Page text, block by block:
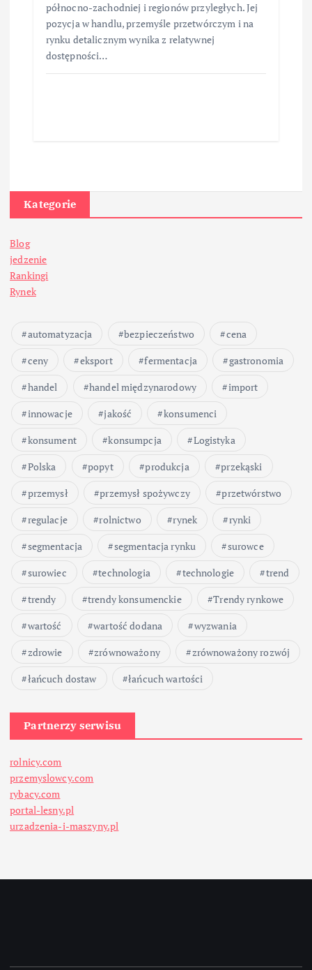
północno-zachodniej i regionów przyległych. Jej
pozycja w handlu, przemyśle przetwórczym i na
rynku detalicznym wynika z relatywnej
dostępności…
Kategorie
Blog
jedzenie
Rankingi
Rynek
automatyzacja bezpieczeństwo
cena
ceny
eksport fermentacja
gastronomia
handel
handel międzynarodowy
import
innowacje
jakość
konsumenci
konsument
konsumpcja
Logistyka
Polska
popyt produkcja
przekąski
przemysł
przemysł spożywczy
przetwórstwo
regulacje
rolnictwo rynek
rynki
segmentacja
segmentacja rynku
surowce
surowiec
technologia technologie
trend
trendy
trendy konsumenckie
Trendy rynkowe
wartość
wartość dodana
wyzwania
zdrowie
zrównoważony
zrównoważony rozwój
łańcuch dostaw
łańcuch wartości
Partnerzy serwisu
rolnicy.com
przemyslowcy.com
rybacy.com
portal-lesny.pl
urzadzenia-i-maszyny.pl